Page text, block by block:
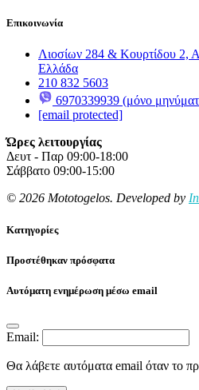
Επικοινωνία
Λιοσίων 284 & Κουρτίδου 2,
Ελλάδα
210 832 5603
6970339939 (μόνο
[email protected]
Ώρες λειτουργίας
Δευτ - Παρ 09:00-18:00
Σάββατο 09:00-15:00
© 2026 Mototogelos. Developed by
Κατηγορίες
Προστέθηκαν πρόσφατα
Αυτόματη ενημέρωση μέσω email
Email:
Θα λάβετε αυτόματα email όταν το